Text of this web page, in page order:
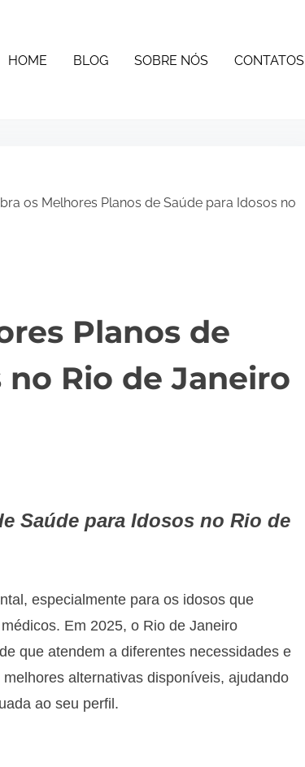
HOME BLOG SOBRE NÓS CONTATOS
os Melhores Planos de Saúde para Idosos no
Planos de
no Rio de Janeiro
Saúde para Idosos no Rio de
especialmente para os idosos que
Em 2025, o Rio de Janeiro
que atendem a diferentes necessidades e
alternativas disponíveis, ajudando
ao seu perfil.